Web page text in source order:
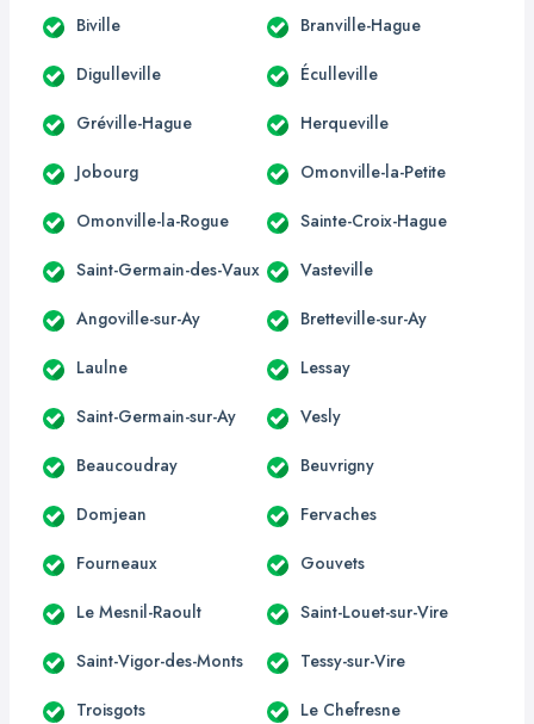
Biville Branville-Hague
Digulleville Éculleville
Gréville-Hague Herqueville
Jobourg Omonville-la-Petite
Omonville-la-Rogue Sainte-Croix-Hague
Saint-Germain-des-Vaux Vasteville
Angoville-sur-Ay Bretteville-sur-Ay
Laulne Lessay
Saint-Germain-sur-Ay Vesly
Beaucoudray Beuvrigny
Domjean Fervaches
Fourneaux Gouvets
Le Mesnil-Raoult Saint-Louet-sur-Vire
Saint-Vigor-des-Monts Tessy-sur-Vire
Troisgots Le Chefresne